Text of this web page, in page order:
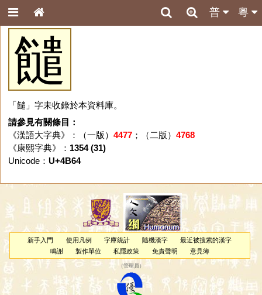
粵
普
䭤
「䭤」字未收錄於本資料庫。
請參見有關條目：
《漢語大字典》：（一版） 4477；（二版） 4768
《康熙字典》： 1354 (31)
Unicode： U+4B64
新手入門 使用凡例 字庫統計 隨機漢字
最近被搜索的漢字
鳴謝
製作單位 私隱政策 免責聲明 意見簿
（管理員 ）